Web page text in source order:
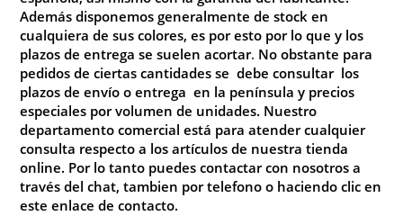
Además disponemos generalmente de stock en
cualquiera de sus colores, es por esto por lo que y los
plazos de entrega se suelen acortar. No obstante para
pedidos de ciertas cantidades se debe consultar los
plazos de envío o entrega en la península y precios
especiales por volumen de unidades. Nuestro
departamento comercial está para atender cualquier
consulta respecto a los artículos de nuestra tienda
online. Por lo tanto puedes contactar con nosotros a
través del chat, tambien por telefono o haciendo clic en
este enlace decontacto.